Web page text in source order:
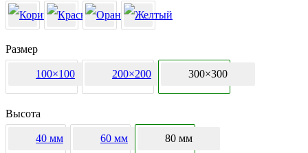
Размер
100×100 200×200 300×300
Высота
40 мм 60 мм 80 мм